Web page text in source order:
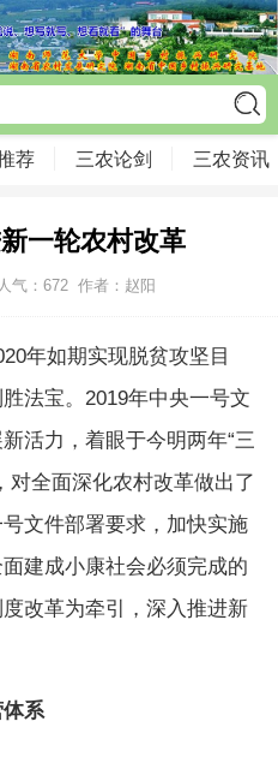
荐 三农论剑 三农资讯
一轮农村改革
人气： 672 作者：赵阳
年如期实现脱贫攻坚目
法宝。2019年中央一号文
活力，着眼于今明两年“三
对全面深化农村改革做出了
文件部署要求，加快实施
建成小康社会必须完成的
改革为牵引，深入推进新
系